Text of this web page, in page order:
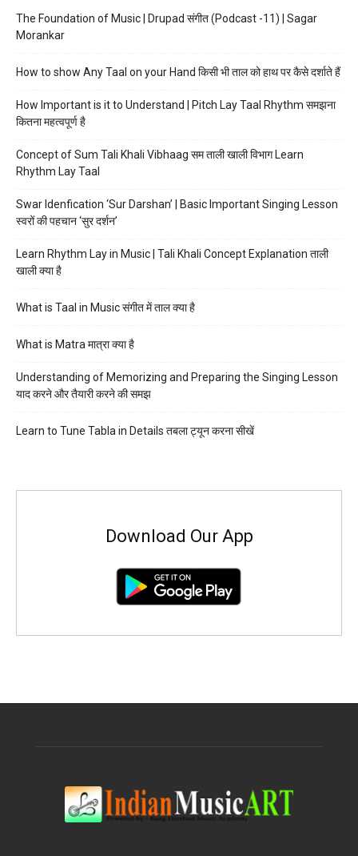
The Foundation of Music | Drupad संगीत (Podcast -11) | Sagar
Morankar
How to show Any Taal on your Hand किसी भी ताल को हाथ पर कैसे दर्शाते हैं
How Important is it to Understand | Pitch Lay Taal Rhythm समझना
कितना महत्वपूर्ण है
Concept of Sum Tali Khali Vibhaag सम ताली खाली विभाग Learn
Rhythm Lay Taal
Swar Idenfication ‘Sur Darshan’ | Basic Important Singing Lesson
स्वरों की पहचान ‘सुर दर्शन’
Learn Rhythm Lay in Music | Tali Khali Concept Explanation ताली
खाली क्या है
What is Taal in Music संगीत में ताल क्या है
What is Matra मात्रा क्या है
Understanding of Memorizing and Preparing the Singing Lesson
याद करने और तैयारी करने की समझ
Learn to Tune Tabla in Details तबला ट्यून करना सीखें
Download Our App